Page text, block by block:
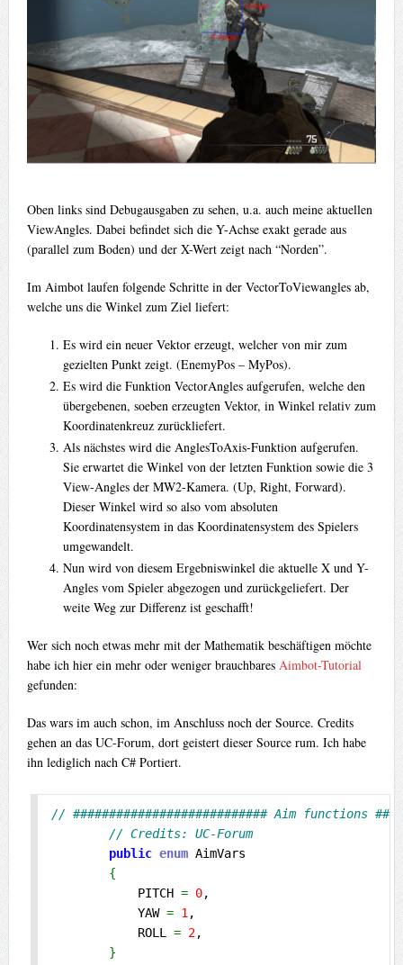
Oben links sind Debugausgaben zu sehen, u.a. auch meine aktuellen
ViewAngles. Dabei befindet sich die Y-Achse exakt gerade aus
(parallel zum Boden) und der X-Wert zeigt nach “Norden”.
Im Aimbot laufen folgende Schritte in der VectorToViewangles ab,
welche uns die Winkel zum Ziel liefert:
Es wird ein neuer Vektor erzeugt, welcher von mir zum
gezielten Punkt zeigt. (EnemyPos – MyPos).
Es wird die Funktion VectorAngles aufgerufen, welche den
übergebenen, soeben erzeugten Vektor, in Winkel relativ zum
Koordinatenkreuz zurückliefert.
Als nächstes wird die AnglesToAxis-Funktion aufgerufen.
Sie erwartet die Winkel von der letzten Funktion sowie die 3
View-Angles der MW2-Kamera. (Up, Right, Forward).
Dieser Winkel wird so also vom absoluten
Koordinatensystem in das Koordinatensystem des Spielers
umgewandelt.
Nun wird von diesem Ergebniswinkel die aktuelle X und Y-
Angles vom Spieler abgezogen und zurückgeliefert. Der
weite Weg zur Differenz ist geschafft!
Wer sich noch etwas mehr mit der Mathematik beschäftigen möchte
habe ich hier ein mehr oder weniger brauchbares Aimbot-Tutorial
gefunden:
Das wars im auch schon, im Anschluss noch der Source. Credits
gehen an das UC-Forum, dort geistert dieser Source rum. Ich habe
ihn lediglich nach C# Portiert.
// ########################### Aim functions
// Credits: UC-Forum
public enum AimVars
{
PITCH = 0,
YAW = 1 ,
ROLL = 2,
}